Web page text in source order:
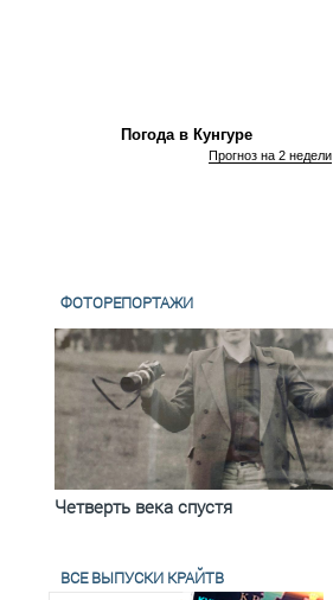
Погода в Кунгуре
Прогноз на 2 недели
ФОТОРЕПОРТАЖИ
Четверть века спустя
ВСЕ ВЫПУСКИ КРАЙТВ